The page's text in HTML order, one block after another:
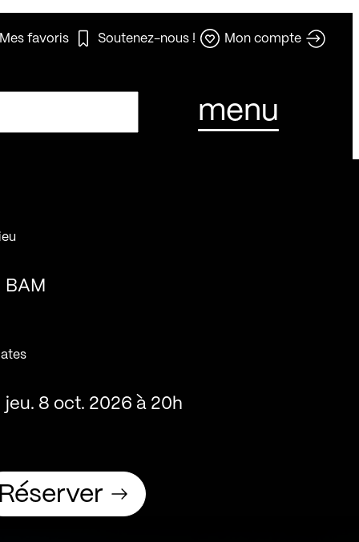
Mes favoris Soutenez-nous ! Mon compte
menu
BAM
jeu. 8 oct. 2026 à 20h
Réserver